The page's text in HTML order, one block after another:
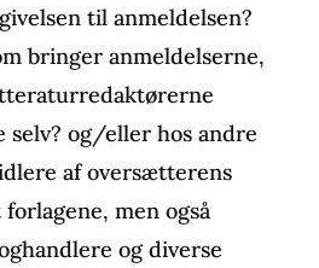
til anmeldelsen?
bringer anmeldelserne,
selv? og/eller hos andre
af oversætterens
men også
og diverse